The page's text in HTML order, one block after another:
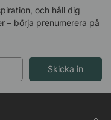
och håll dig
– börja prenumerera på
Skicka in